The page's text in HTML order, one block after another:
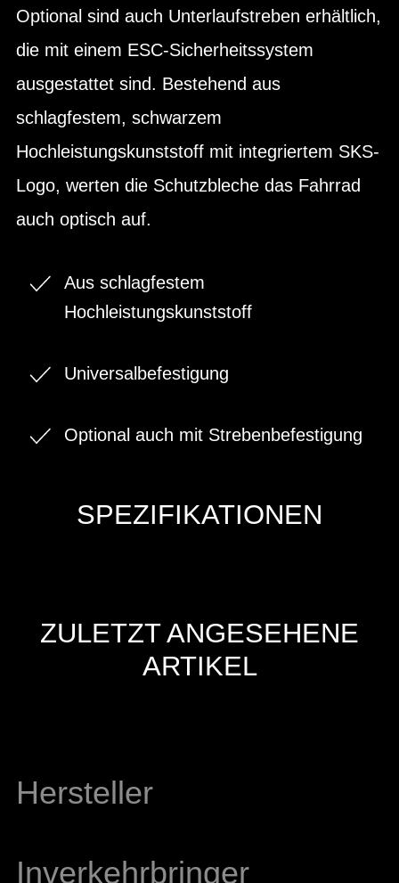
Optional sind auch Unterlaufstreben erhältlich,
die mit einem ESC-Sicherheitssystem
ausgestattet sind. Bestehend aus
schlagfestem, schwarzem
Hochleistungskunststoff mit integriertem SKS-
Logo, werten die Schutzbleche das Fahrrad
auch optisch auf.
Aus schlagfestem
Hochleistungskunststoff
Universalbefestigung
Optional auch mit Strebenbefestigung
SPEZIFIKATIONEN
ZULETZT ANGESEHENE
ARTIKEL
Hersteller
Inverkehrbringer